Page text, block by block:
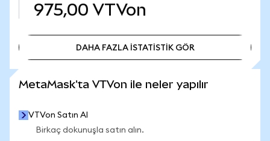
975,00 VTVon
DAHA FAZLA İSTATİSTİK GÖR
MetaMask'ta VTVon ile neler yapılır
VTVon Satın Al
Birkaç dokunuşla satın alın.